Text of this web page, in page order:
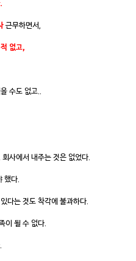
근무하면서,
없고,
수도 없고..
회사에서 내주는 것은 없었다.
했다.
다는 것도 착각에 불과하다.
이 될 수 없다.